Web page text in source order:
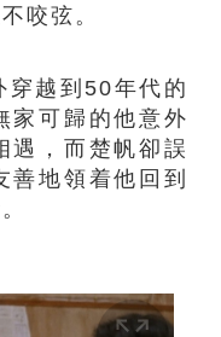
咬弦。
越到50年代的
家可歸的他意外
遇，而楚帆卻誤
善地領着他回到